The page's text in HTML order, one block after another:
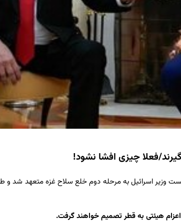
نتانیاهو» نخست وزیر اسرائیل به مرحله دوم خلع سلاح غزه متعهد